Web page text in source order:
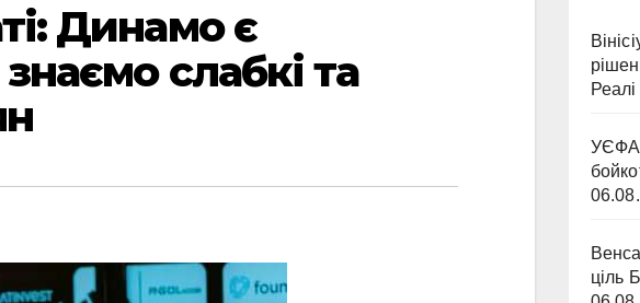
Динамо є
слабкі та
Реалі
УЄФА
ціль